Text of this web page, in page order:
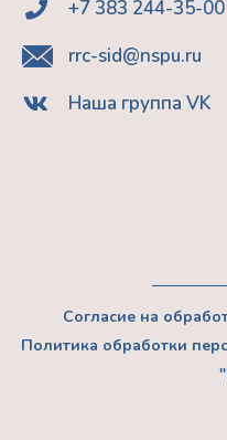
+7 383 244-35-00
rrc-sid@nspu.ru
Наша группа VK
Согласие на
Политика обработки